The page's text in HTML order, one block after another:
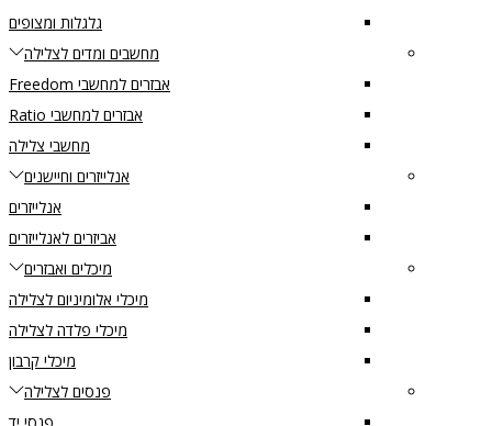
גלגלות ומצופים
מחשבים ומדים לצלילה
אבזרים למחשבי Freedom
אבזרים למחשבי Ratio
מחשבי צלילה
אנלייזרים וחיישנים
אביזרים לאנלייזרים
מיכלים ואבזרים
מיכלי אלומיניום לצלילה
מיכלי פלדה לצלילה
פנסים לצלילה